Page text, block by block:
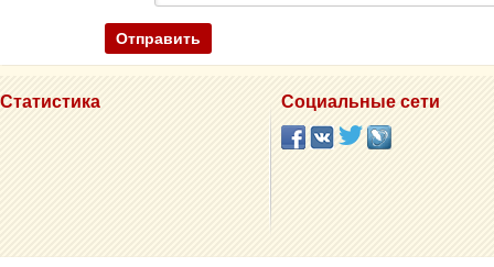
Статистика Социальные сети